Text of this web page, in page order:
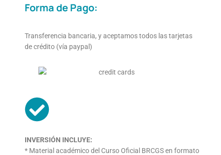
Forma de Pago:
Transferencia bancaria, y aceptamos todos las tarjetas
de crédito (vía paypal)
INVERSIÓN INCLUYE:
* Material académico del Curso Oficial BRCGS en formato